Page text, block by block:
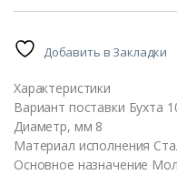
Добавить в Закладки
Характеристики
Вариант поставки Бухта
Диаметр, мм 8
Материал исполнения
Основное назначение